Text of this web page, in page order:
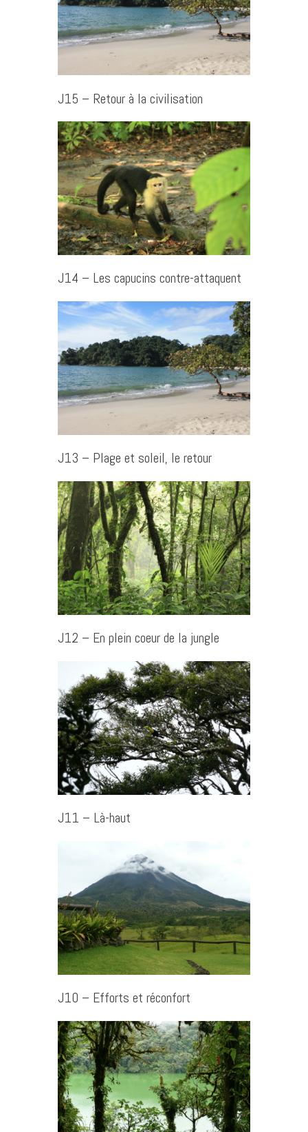
J15 – Retour à la civilisation
J14 – Les capucins contre-attaquent
J13 – Plage et soleil, le retour
J12 – En plein coeur de la jungle
J11 – Là-haut
J10 – Efforts et réconfort